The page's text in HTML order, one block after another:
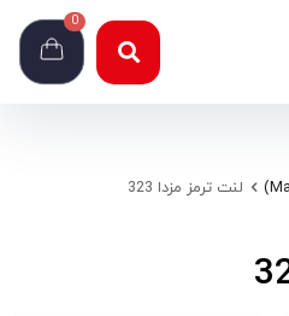
0
لنت ترمز مزدا 323